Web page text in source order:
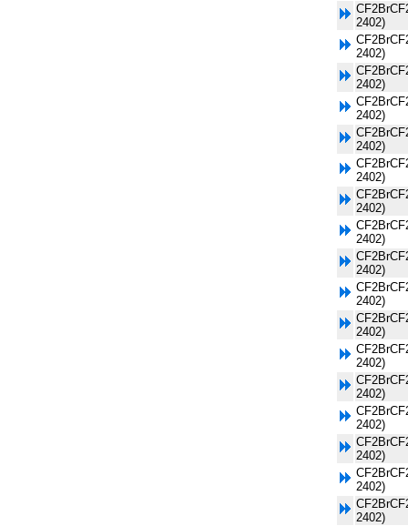
2402)
2402)
2402)
2402)
2402)
2402)
2402)
2402)
2402)
2402)
2402)
2402)
2402)
2402)
2402)
2402)
2402)